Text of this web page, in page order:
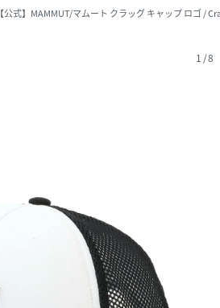
【公式】MAMMUT/マムート クラッグ キャップ ロゴ /
1 /8